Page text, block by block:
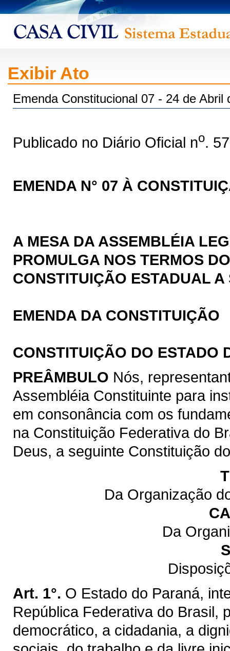
Exibir Ato
Emenda Constitucional 07 - 24 de Abril
Publicado no Diário Oficial no.
EMENDA N° 07 À
A MESA DA ASSEMBLÉIA
PROMULGA NOS TERMOS
CONSTITUIÇÃO ESTADUAL A
EMENDA DA CONSTITUIÇÃO
CONSTITUIÇÃO DO ESTADO
PREÂMBULO Nós,
Assembléia Constituinte para
em consonância com os
na Constituição Federativa do
Deus, a seguinte Constituição
Da Organização
Da
Art. 1°. O Estado do Paraná,
República Federativa do Brasil,
democrático, a cidadania, a